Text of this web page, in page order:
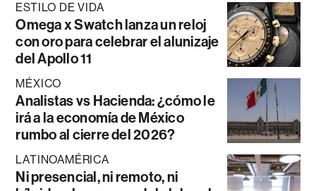
ESTILO DE VIDA
Omega x Swatch lanza un reloj
con oro para celebrar el alunizaje
del Apollo 11
MÉXICO
Analistas vs Hacienda: ¿cómo le
irá a la economía de México
rumbo al cierre del 2026?
LATINOAMÉRICA
Ni presencial, ni remoto, ni